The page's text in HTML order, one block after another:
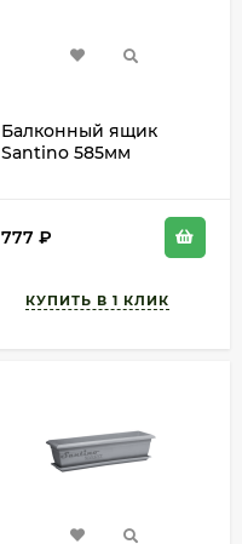
Балконный ящик
Santino 585мм
777 ₽